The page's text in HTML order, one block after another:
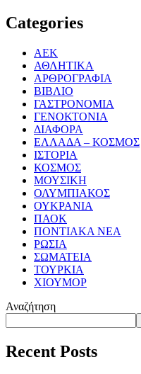
Categories
ΑΕΚ
ΑΘΛΗΤΙΚΑ
ΑΡΘΡΟΓΡΑΦΙΑ
ΒΙΒΛΙΟ
ΓΑΣΤΡΟΝΟΜΙΑ
ΓΕΝΟΚΤΟΝΙΑ
ΔΙΑΦΟΡΑ
ΕΛΛΑΔΑ – ΚΟΣΜΟΣ
ΙΣΤΟΡΙΑ
ΚΟΣΜΟΣ
ΜΟΥΣΙΚΗ
ΟΛΥΜΠΙΑΚΟΣ
ΟΥΚΡΑΝΙΑ
ΠΑΟΚ
ΠΟΝΤΙΑΚΑ ΝΕΑ
ΡΩΣΙΑ
ΣΩΜΑΤΕΙΑ
ΤΟΥΡΚΙΑ
ΧΙΟΥΜΟΡ
Αναζήτηση
Recent Posts